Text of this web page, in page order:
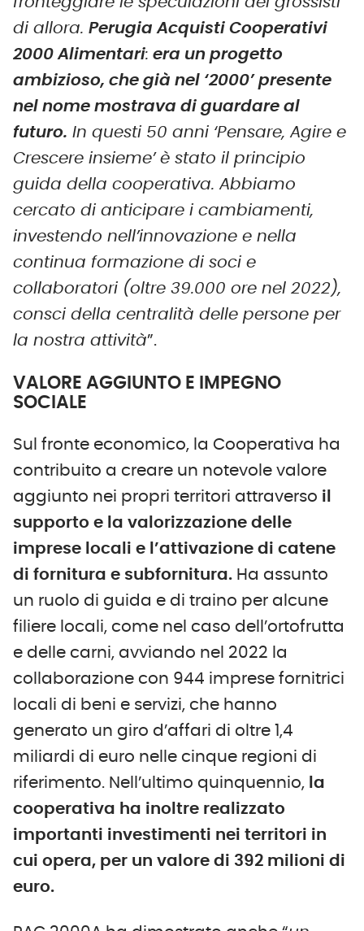
di allora. Perugia Acquisti Cooperativi
2000 Alimentari: era un progetto
ambizioso, che già nel ‘2000’ presente
nel nome mostrava di guardare al
futuro. In questi 50 anni ‘Pensare, Agire e
Crescere insieme’ è stato il principio
guida della cooperativa. Abbiamo
cercato di anticipare i cambiamenti,
investendo nell’innovazione e nella
continua formazione di soci e
collaboratori (oltre 39.000 ore nel 2022),
consci della centralità delle persone per
la nostra attività”.
VALORE AGGIUNTO E IMPEGNO
SOCIALE
Sul fronte economico, la Cooperativa ha
contribuito a creare un notevole valore
aggiunto nei propri territori attraverso il
supporto e la valorizzazione delle
imprese locali e l’attivazione di catene
di fornitura e subfornitura. Ha assunto
un ruolo di guida e di traino per alcune
filiere locali, come nel caso dell’ortofrutta
e delle carni, avviando nel 2022 la
collaborazione con 944 imprese fornitrici
locali di beni e servizi, che hanno
generato un giro d’affari di oltre 1,4
miliardi di euro nelle cinque regioni di
riferimento. Nell’ultimo quinquennio, la
cooperativa ha inoltre realizzato
importanti investimenti nei territori in
cui opera, per un valore di 392 milioni di
euro.